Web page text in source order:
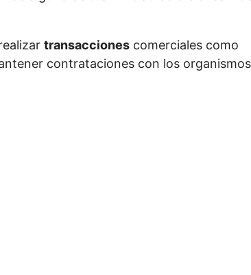
transacciones comerciales como
contrataciones con los